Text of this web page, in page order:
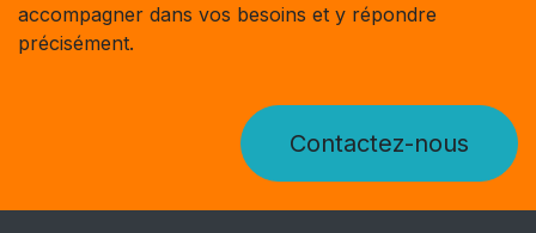
accompagner dans vos besoins et y répondre
précisément.
Contactez-nous